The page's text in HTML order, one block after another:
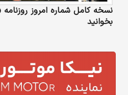
نسخه کامل شماره امروز روزنامه
بخوانید